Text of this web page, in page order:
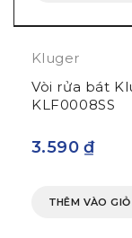
Kluger
Vòi rửa bát
KLF0008SS
3.590₫
THÊM VÀO GIỎ